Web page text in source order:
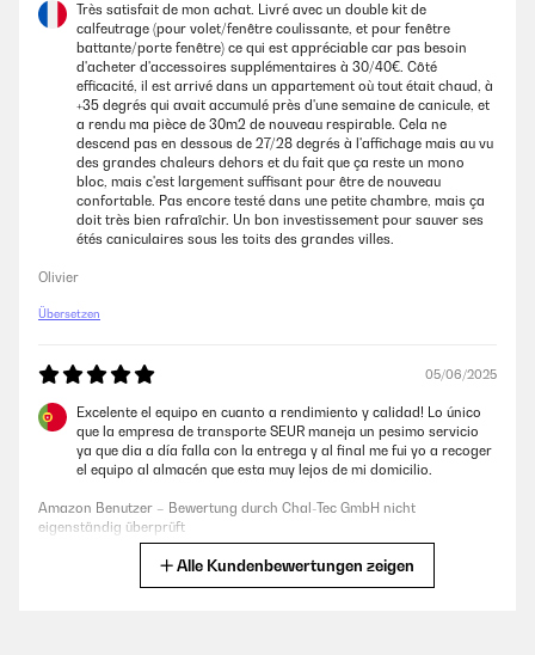
Très satisfait de mon achat. Livré avec un double kit de
calfeutrage (pour volet/fenêtre coulissante, et pour fenêtre
battante/porte fenêtre) ce qui est appréciable car pas besoin
d'acheter d'accessoires supplémentaires à 30/40€. Côté
efficacité, il est arrivé dans un appartement où tout était chaud, à
+35 degrés qui avait accumulé près d'une semaine de canicule, et
a rendu ma pièce de 30m2 de nouveau respirable. Cela ne
descend pas en dessous de 27/28 degrés à l'affichage mais au vu
des grandes chaleurs dehors et du fait que ça reste un mono
bloc, mais c'est largement suffisant pour être de nouveau
confortable. Pas encore testé dans une petite chambre, mais ça
doit très bien rafraîchir. Un bon investissement pour sauver ses
étés caniculaires sous les toits des grandes villes.
Olivier
Übersetzen
05/06/2025
Excelente el equipo en cuanto a rendimiento y calidad! Lo único
que la empresa de transporte SEUR maneja un pesimo servicio
ya que dia a día falla con la entrega y al final me fui yo a recoger
el equipo al almacén que esta muy lejos de mi domicilio.
Amazon Benutzer – Bewertung durch Chal-Tec GmbH nicht
eigenständig überprüft
Alle Kundenbewertungen zeigen